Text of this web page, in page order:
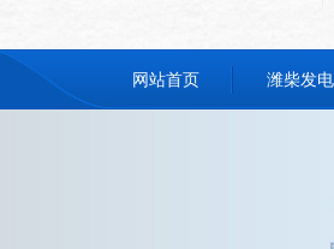
网站首页 潍柴发